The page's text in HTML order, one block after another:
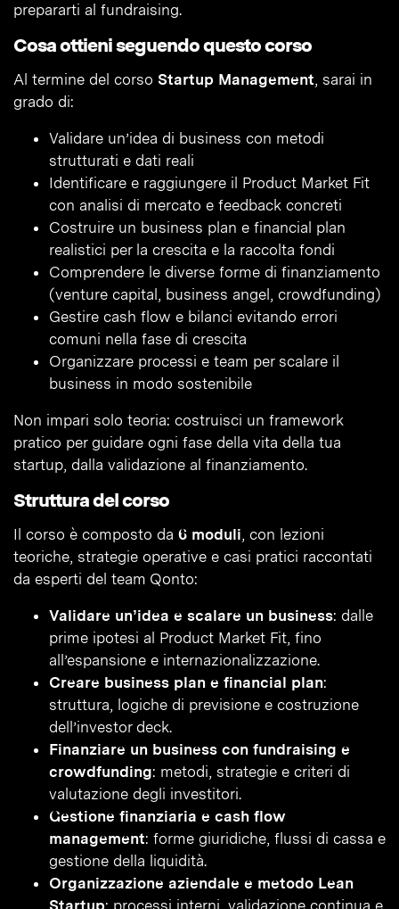
prepararti al fundraising.
Cosa ottieni seguendo questo corso
Al termine del corso Startup Management, sarai in
grado di:
Validare un’idea di business con metodi
strutturati e dati reali
Identificare e raggiungere il Product Market Fit
con analisi di mercato e feedback concreti
Costruire un business plan e financial plan
realistici per la crescita e la raccolta fondi
Comprendere le diverse forme di finanziamento
(venture capital, business angel, crowdfunding)
Gestire cash flow e bilanci evitando errori
comuni nella fase di crescita
Organizzare processi e team per scalare il
business in modo sostenibile
Non impari solo teoria: costruisci un framework
pratico per guidare ogni fase della vita della tua
startup, dalla validazione al finanziamento.
Struttura del corso
Il corso è composto da 6 moduli, con lezioni
teoriche, strategie operative e casi pratici raccontati
da esperti del team Qonto:
Validare un’idea e scalare un business: dalle
prime ipotesi al Product Market Fit, fino
all’espansione e internazionalizzazione.
Creare business plan e financial plan:
struttura, logiche di previsione e costruzione
dell’investor deck.
Finanziare un business con fundraising e
crowdfunding: metodi, strategie e criteri di
valutazione degli investitori.
Gestione finanziaria e cash flow
management: forme giuridiche, flussi di cassa e
gestione della liquidità.
Organizzazione aziendale e metodo Lean